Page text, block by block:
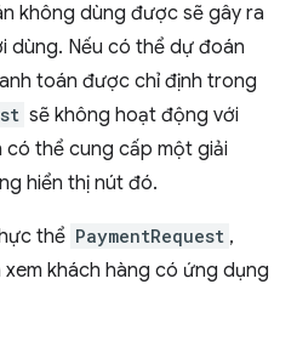
không dùng được sẽ gây ra
dùng. Nếu có thể dự đoán
toán được chỉ định trong
sẽ không hoạt động với
thể cung cấp một giải
hiển thị nút đó.
thể PaymentRequest ,
khách hàng có ứng dụng